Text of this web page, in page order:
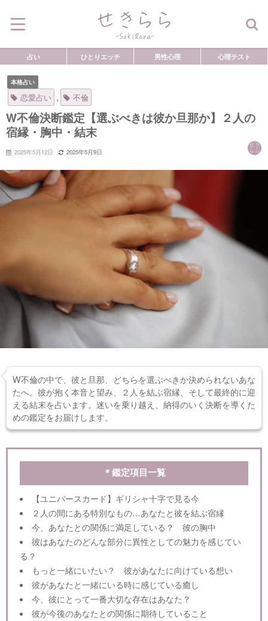
占い ひとりエッチ 男性心理 心理テスト
本格占い
恋愛占い , 不倫
W不倫決断鑑定【選ぶべきは彼か旦那か】２人の
宿縁・胸中・結末
2025年5月12日 2025年5月9日
W不倫の中で、彼と旦那、どちらを選ぶべきか決められないあな
たへ。彼が抱く本音と望み、２人を結ぶ宿縁、そして最終的に迎
える結末を占います。迷いを乗り越え、納得のいく決断を導くた
めの鑑定をお届けします。
＊鑑定項目一覧
【ユニバースカード】ギリシャ十字で見る今
２人の間にある特別なもの…あなたと彼を結ぶ宿縁
今、あなたとの関係に満足している？ 彼の胸中
彼はあなたのどんな部分に異性としての魅力を感じてい
る？
もっと一緒にいたい？ 彼があなたに向けている想い
彼があなたと一緒にいる時に感じている癒し
今、彼にとって一番大切な存在はあなた？
彼が今後のあなたとの関係に期待していること